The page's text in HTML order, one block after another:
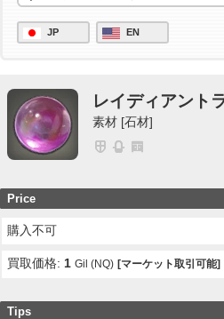
JP EN
レイディアント
素材 [石材]
Price
購入不可
買取価格:1 Gil (NQ) [マーケット取引可能]
Tips